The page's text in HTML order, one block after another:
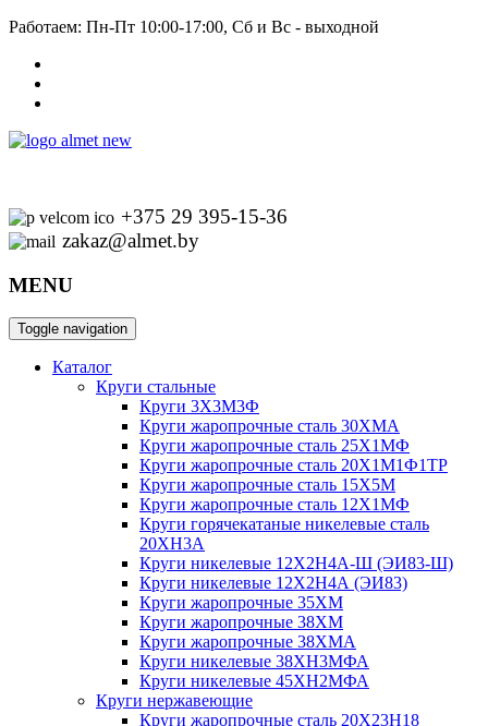
Работаем: Пн-Пт 10:00-17:00, Сб и Вс - выходной
+375 29 395-15-36
zakaz@almet.by
MENU
Toggle navigation
Каталог
Круги стальные
Круги 3Х3М3Ф
Круги жаропрочные сталь 30ХМА
Круги жаропрочные сталь 25Х1МФ
Круги жаропрочные сталь 20Х1М1Ф1ТР
Круги жаропрочные сталь 15Х5М
Круги жаропрочные сталь 12Х1МФ
Круги горячекатаные никелевые сталь
20ХН3А
Круги никелевые 12Х2Н4А-Ш (ЭИ83-Ш)
Круги никелевые 12Х2Н4А (ЭИ83)
Круги жаропрочные 35ХМ
Круги жаропрочные 38ХМ
Круги жаропрочные 38ХМА
Круги никелевые 38XH3MФА
Круги никелевые 45ХН2МФА
Круги нержавеющие
Круги жаропрочные сталь 20Х23Н18